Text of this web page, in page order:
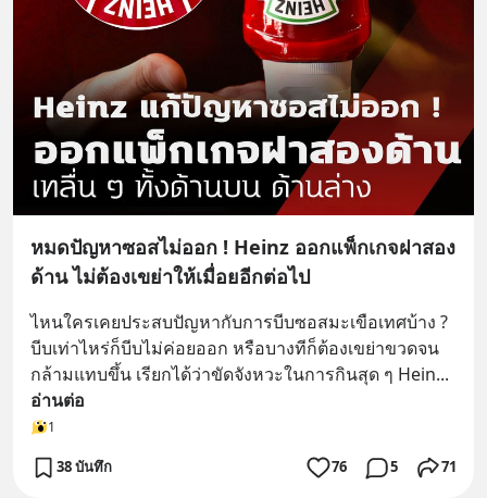
หมดปัญหาซอสไม่ออก ! Heinz ออกแพ็กเกจฝาสอง
ด้าน ไม่ต้องเขย่าให้เมื่อยอีกต่อไป
ไหนใครเคยประสบปัญหากับการบีบซอสมะเขือเทศบ้าง ?
บีบเท่าไหร่ก็บีบไม่ค่อยออก หรือบางทีก็ต้องเขย่าขวดจน
กล้ามแทบขึ้น เรียกได้ว่าขัดจังหวะในการกินสุด ๆ Hein
อ่านต่อ
1
38 บันทึก 76 5 71